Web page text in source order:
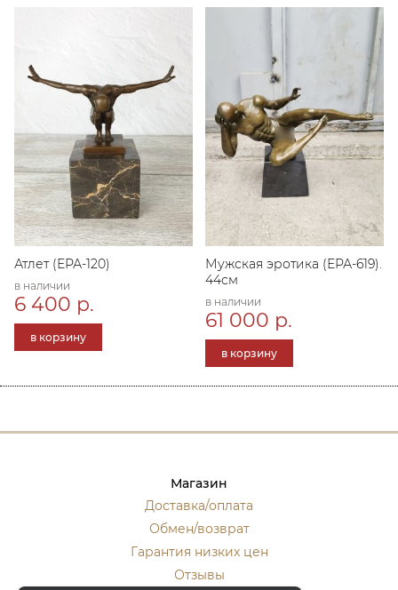
Атлет (ЕРА-120)
в наличии
6 400 р.
в корзину
Мужская эротика (ЕРА-619).
44см
в наличии
61 000 р.
в корзину
Магазин
Доставка/оплата
Обмен/возврат
Гарантия низких цен
Отзывы